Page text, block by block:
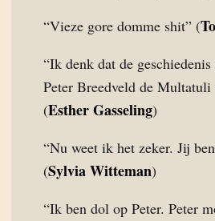
“Vieze gore domme shit” (
“Ik denk dat de
Peter Breedveld de
(Esther Gasseling)
“Nu weet ik het zeker. Jij
(Sylvia Witteman)
“Ik ben dol op Peter. Peter